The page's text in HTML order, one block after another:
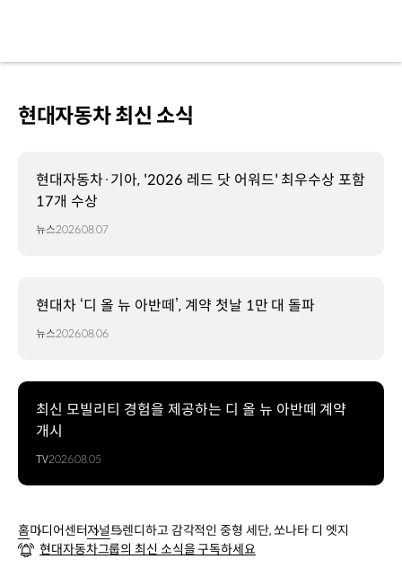
현대자동차 최신 소식
현대자동차·기아, '2026 레드 닷 어워드' 최우수상 포함
17개 수상
뉴스2026.08.07
현대차 ‘디 올 뉴 아반떼’, 계약 첫날 1만 대 돌파
뉴스2026.08.06
최신 모빌리티 경험을 제공하는 디 올 뉴 아반떼 계약
개시
TV2026.08.05
홈미디어센터저널트렌디하고 감각적인 중형 세단, 쏘나타 디 엣지
현대자동차그룹의 최신 소식을 구독하세요